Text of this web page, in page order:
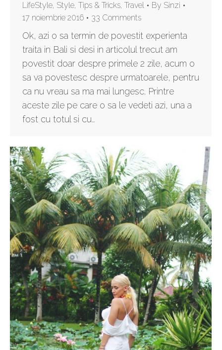
LifeStyle, Style, Tips & Tricks, Travel By Sinzi
17 noiembrie 2016
33 Comments
Ok, azi o sa termin de povestit experienta
traita in Bali si desi in articolul trecut am
povestit doar despre primele 2 zile, acum o
sa va povestesc despre urmatoarele, pentru
ca nu vreau sa ma mai lungesc. Printre
aceste zile pe care o sa le vedeti azi, una a
fost cu totul si cu…